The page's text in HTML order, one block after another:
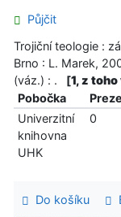
Půjčit
Trojiční teologie :
Brno : L. Marek,
(váz.) : .
[1, z
Pobočka
Univerzitní
knihovna
UHK
0
Do košíku